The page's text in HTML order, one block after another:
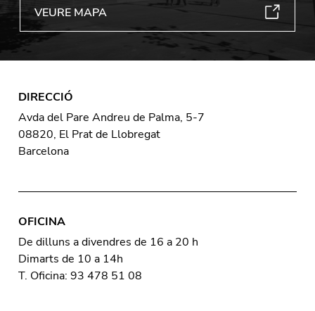
VEURE MAPA
DIRECCIÓ
Avda del Pare Andreu de Palma, 5-7
08820, El Prat de Llobregat
Barcelona
OFICINA
De dilluns a divendres de 16 a 20 h
Dimarts de 10 a 14h
T. Oficina: 93 478 51 08